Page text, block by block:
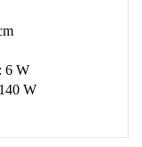
6 W
W